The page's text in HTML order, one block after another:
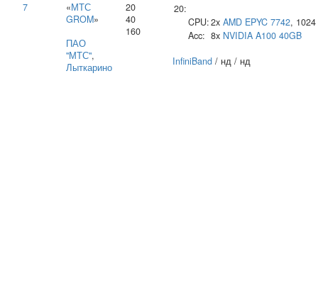
7
«МТС
GROM»
ПАО
"МТС",
Лыткарино
20
40
160
20:
CPU:2x AMD EPYC 7742,
Acc: 8x NVIDIA A100 40GB
InfiniBand / нд / нд